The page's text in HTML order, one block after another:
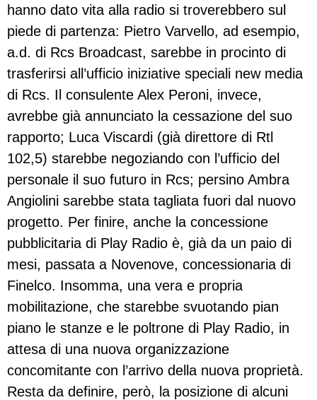
hanno dato vita alla radio si troverebbero sul
piede di partenza: Pietro Varvello, ad esempio,
a.d. di Rcs Broadcast, sarebbe in procinto di
trasferirsi all’ufficio iniziative speciali new media
di Rcs. Il consulente Alex Peroni, invece,
avrebbe già annunciato la cessazione del suo
rapporto; Luca Viscardi (già direttore di Rtl
102,5) starebbe negoziando con l’ufficio del
personale il suo futuro in Rcs; persino Ambra
Angiolini sarebbe stata tagliata fuori dal nuovo
progetto. Per finire, anche la concessione
pubblicitaria di Play Radio è, già da un paio di
mesi, passata a Novenove, concessionaria di
Finelco. Insomma, una vera e propria
mobilitazione, che starebbe svuotando pian
piano le stanze e le poltrone di Play Radio, in
attesa di una nuova organizzazione
concomitante con l’arrivo della nuova proprietà.
Resta da definire, però, la posizione di alcuni